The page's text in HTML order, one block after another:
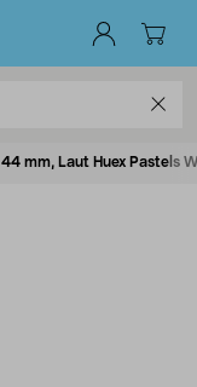
mm, Laut Huex Pastels